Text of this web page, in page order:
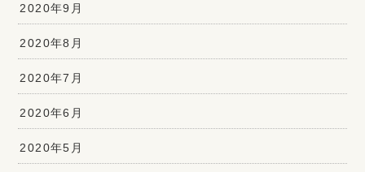
2020年9月
2020年8月
2020年7月
2020年6月
2020年5月